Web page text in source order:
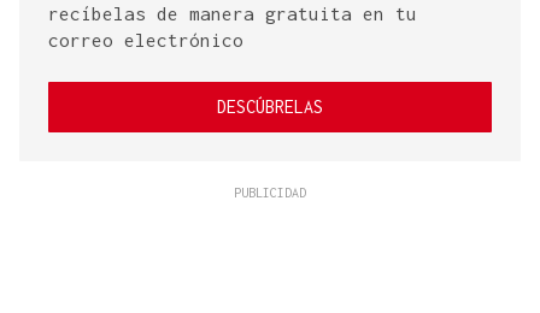
recíbelas de manera gratuita en tu
correo electrónico
DESCÚBRELAS